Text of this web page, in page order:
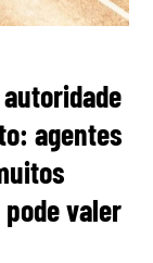
agentes
valer